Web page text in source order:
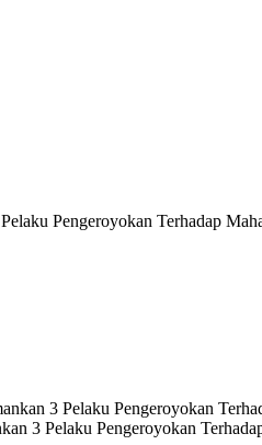
Pengeroyokan Terhadap
3 Pelaku Pengeroyokan